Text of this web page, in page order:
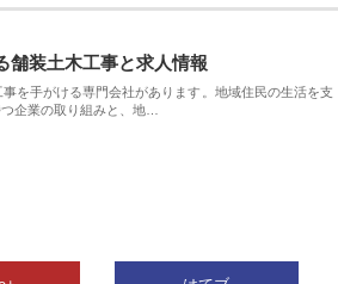
舗装土木工事と求人情報
を手がける専門会社があります。地域住民の生活を支
企業の取り組みと、地…